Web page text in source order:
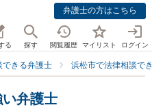
弁護士の方はこちら
る 探す 閲覧履歴 マイリスト ログイン
できる弁護士 浜松市で法律相談で
弁護士